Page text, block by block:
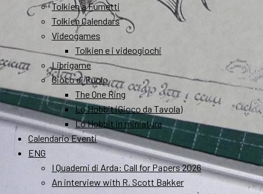
Tolkien a Fumetti
Tolkien Calendars
Videogames
Tolkien e i videogiochi
Librigame
Gioco di Ruolo
The One Ring
Lo Hobbit (Gioco da Tavola)
Lo Hobbit in miniatura
Calendario Eventi
ENG
I Quaderni di Arda: Call for Papers 2026
An interview with R. Scott Bakker